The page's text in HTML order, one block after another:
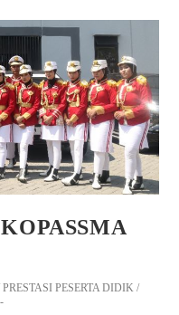
PRESTASI PESERTA DIDIK /